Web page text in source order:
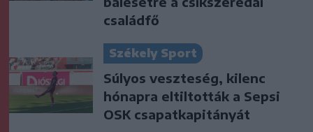
családfő
Székely Sport
Súlyos veszteség, kilenc
hónapra eltiltották a Sepsi
OSK csapatkapitányát